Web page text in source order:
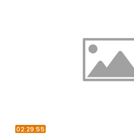
02:29:55